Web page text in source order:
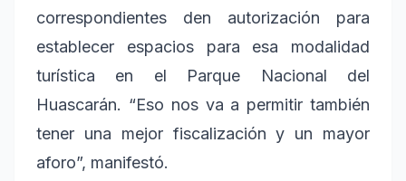
correspondientes den autorización para
establecer espacios para esa modalidad
turística en el Parque Nacional del
Huascarán. “Eso nos va a permitir también
tener una mejor fiscalización y un mayor
aforo”, manifestó.